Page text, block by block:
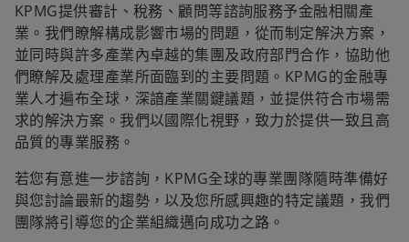
KPMG提供審計、稅務、顧問等諮詢服務予金融相關產
業。我們瞭解構成影響市場的問題，從而制定解決方案，
並同時與許多產業內卓越的集團及政府部門合作，協助他
們瞭解及處理產業所面臨到的主要問題。KPMG的金融專
業人才遍布全球，深諳產業關鍵議題，並提供符合市場需
求的解決方案。我們以國際化視野，致力於提供一致且高
品質的專業服務。
若您有意進一步諮詢，KPMG全球的專業團隊隨時準備好
與您討論最新的趨勢，以及您所感興趣的特定議題，我們
團隊將引導您的企業組織邁向成功之路。